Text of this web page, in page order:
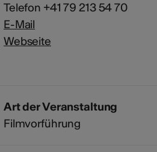
Telefon +41 79 213 54 70
E-Mail
Webseite
Art der Veranstaltung
Filmvorführung